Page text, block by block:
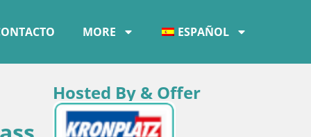
MORE ESPAÑOL
Hosted By & Offer